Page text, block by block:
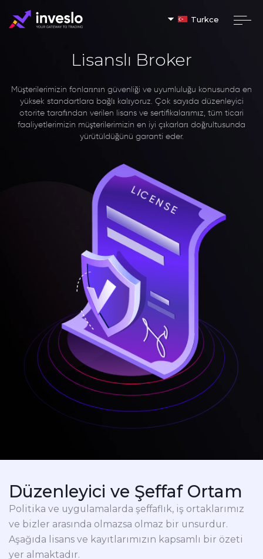
Turkce
Lisanslı Broker
Müşterilerimizin fonlarının güvenliği ve uyumluluğu konusunda en
yüksek standartlara bağlı kalıyoruz. Çok sayıda düzenleyici
otorite tarafından verilen lisans ve sertifikalarımız, tüm ticari
faaliyetlerimizin müşterilerimizin en iyi çıkarları doğrultusunda
yürütüldüğünü garanti eder.
Düzenleyici ve Şeffaf Ortam
Politika ve uygulamalarda şeffaflık, iş ortaklarımız
ve bizler arasında olmazsa olmaz bir unsurdur.
Aşağıda lisans ve kayıtlarımızın kapsamlı bir özeti
yer almaktadır.